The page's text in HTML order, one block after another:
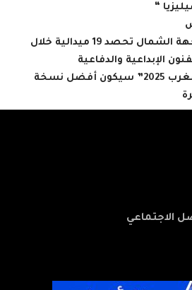
“
أكاديمية التربية لجهة الشمال تحصد 19 ميدالية خلال
الإبداعية والدفاعية
موتسيبي: “كان المغرب 2025” سيكون أفضل نسخة
الاجتماعي